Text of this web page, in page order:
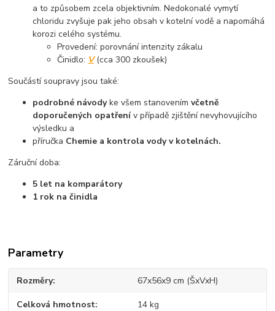
a to způsobem zcela objektivním. Nedokonalé vymytí
chloridu zvyšuje pak jeho obsah v kotelní vodě a napomáhá
korozi celého systému.
Provedení: porovnání intenzity zákalu
Činidlo: V(cca 300 zkoušek)
Součástí soupravy jsou také:
podrobné návodyke všem stanovenímvčetně
doporučených opatřenív případě zjištění nevyhovujícího
výsledku a
příručka Chemie a kontrola vody v kotelnách.
Záruční doba:
5 let na komparátory
1 rok na činidla
Parametry
Rozměry 67x56x9 cm (ŠxVxH)
Celková hmotnost 14 kg